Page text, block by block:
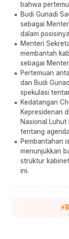
bahwa
Budi Gunadi
sebagai
dalam
Menteri
membantah
sebagai
Pertemuan
dan Budi
spekulasi
Kedatangan
Kepresidenan
Nasional
tentang
Pembantahan
menunjukkan
struktur
ini.
⚡